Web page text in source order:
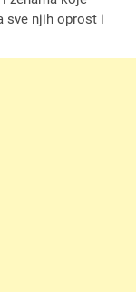
sve njih oprost i